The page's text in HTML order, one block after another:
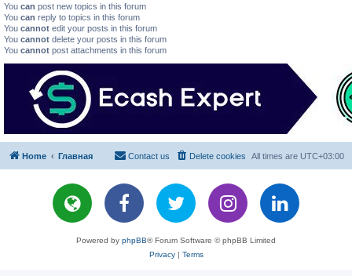
You can post new topics in this forum
You can reply to topics in this forum
You cannot edit your posts in this forum
You cannot delete your posts in this forum
You cannot post attachments in this forum
Home Главная All times are UTC+03:00
Delete cookies
Contact us
Powered by phpBB® Forum Software © phpBB Limited
Privacy| Terms